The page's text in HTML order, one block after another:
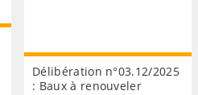
Délibération n°03.12/2025
: Baux à renouveler